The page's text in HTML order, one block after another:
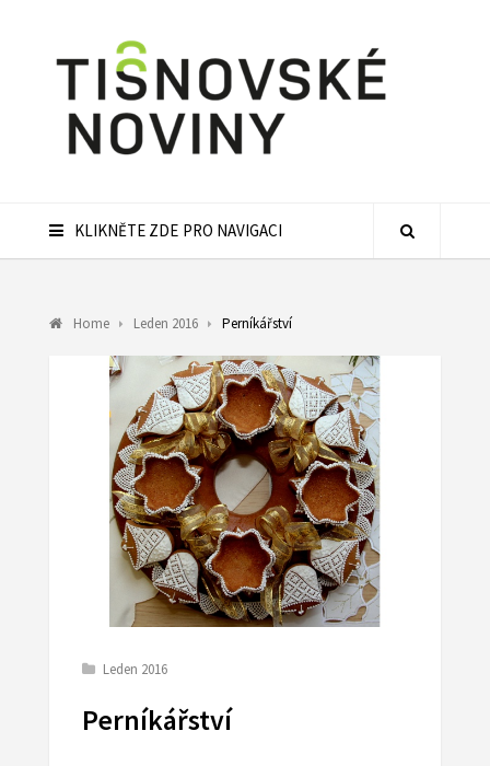
KLIKNĚTE ZDE PRO NAVIGACI
Home Leden 2016 Perníkářství
Leden 2016
Perníkářství